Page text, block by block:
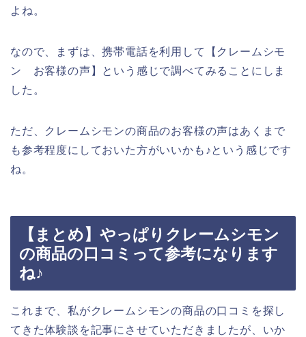
よね。
なので、まずは、携帯電話を利用して【クレームシモ
ン お客様の声】という感じで調べてみることにしま
した。
ただ、クレームシモンの商品のお客様の声はあくまで
も参考程度にしておいた方がいいかも♪という感じです
ね。
【まとめ】やっぱりクレームシモン
の商品の口コミって参考になります
ね♪
これまで、私がクレームシモンの商品の口コミを探し
てきた体験談を記事にさせていただきましたが、いか